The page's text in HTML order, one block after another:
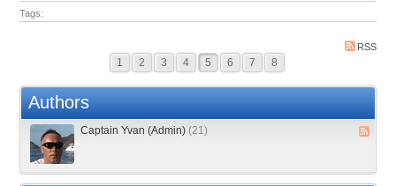
Tags:
RSS
1 2 3 4 5 6 7 8
Authors
Captain Yvan (Admin) (21)